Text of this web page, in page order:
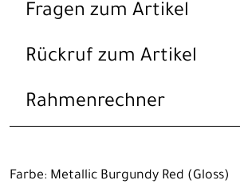
Fragen zum Artikel
Rückruf zum Artikel
Rahmenrechner
Farbe: Metallic Burgundy Red (Gloss)